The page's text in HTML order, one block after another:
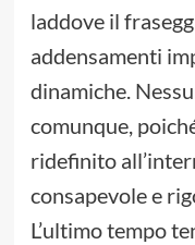
laddove il
addensamenti
dinamiche.
comunque,
ridefinito
consapevole e
L’ultimo tempo